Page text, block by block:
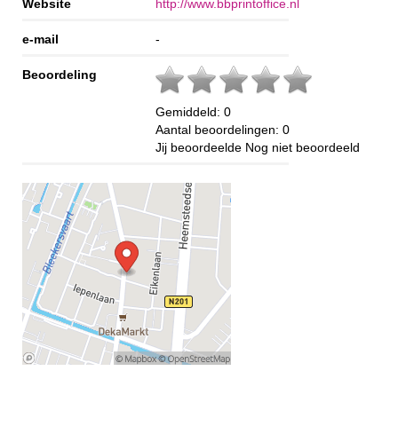
Website http://www.bbprintoffice.nl
e-mail -
Beoordeling
Gemiddeld: 0
Aantal beoordelingen: 0
Jij beoordeelde Nog niet beoordeeld